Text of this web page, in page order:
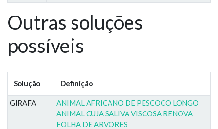
Outras soluções
possíveis
Solução Definição
GIRAFA
ANIMAL AFRICANO DE PESCOCO LONGO
ANIMAL CUJA SALIVA VISCOSA RENOVA
FOLHA DE ARVORES